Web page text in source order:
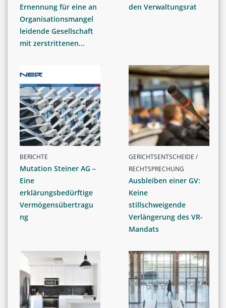
Ernennung für eine an
Organisationsmangel
leidende Gesellschaft
mit zerstrittenen...
den Verwaltungsrat
BERICHTE
Mutation Steiner AG –
Eine
erklärungsbedürftige
Vermögensübertragu
ng
GERICHTSENTSCHEIDE /
RECHTSPRECHUNG
Ausbleiben einer GV:
Keine
stillschweigende
Verlängerung des VR-
Mandats